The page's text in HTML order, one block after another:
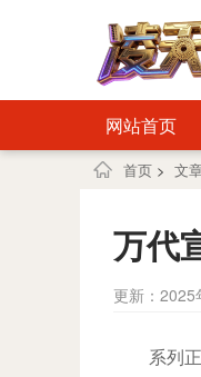
网站首页
首页 > 文
万代
更新：2025
系列